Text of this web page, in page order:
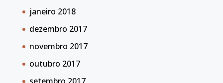
janeiro 2018
dezembro 2017
novembro 2017
outubro 2017